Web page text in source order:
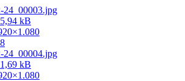
24_00003.jpg
kB
24_00004.jpg
kB